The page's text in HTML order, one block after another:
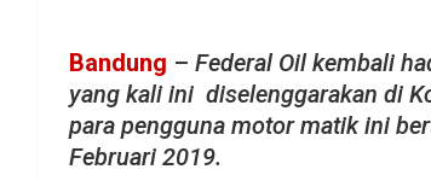
Bandung – Federal Oil kembali
yang kali ini diselenggarakan di
para pengguna motor matik ini
Februari 2019.